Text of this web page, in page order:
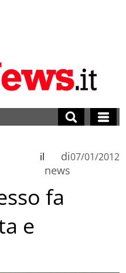
di
news
il 07/01/2012
fa
e